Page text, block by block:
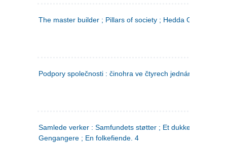
The master builder ; Pillars of society ; Hedda Gabler
Podpory společnosti : činohra ve čtyrech jednáních
Samlede verker : Samfundets støtter ; Et dukkehjem ;
Gengangere ; En folkefiende. 4